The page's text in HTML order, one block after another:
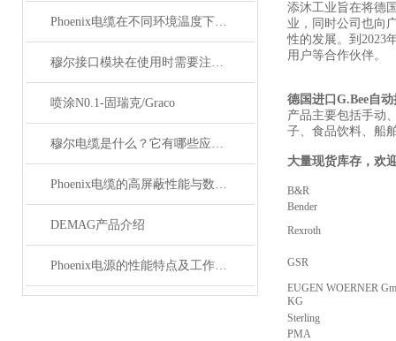
Phoenix电缆在不同环境温度下的性能表现如何？
穆尔接口模块在使用时需要注意哪些问题？
喷涂N0.1-固瑞克/Graco
穆尔电缆是什么？它有哪些应用领域？
Phoenix电缆的高屏蔽性能与数据传输优势
DEMAG产品介绍
Phoenix电源的性能特点及工作温度分析
添沐工业旨在将德
业，同时公司也向
性的发展。到2023
用户等合作伙伴。
德国进口G.Bee自
产品主要包括手动
子、食品饮料、船
大量现货库存，欢
B&R
Bender
Rexroth
GSR
EUGEN WOERNER
KG
Sterling
PMA